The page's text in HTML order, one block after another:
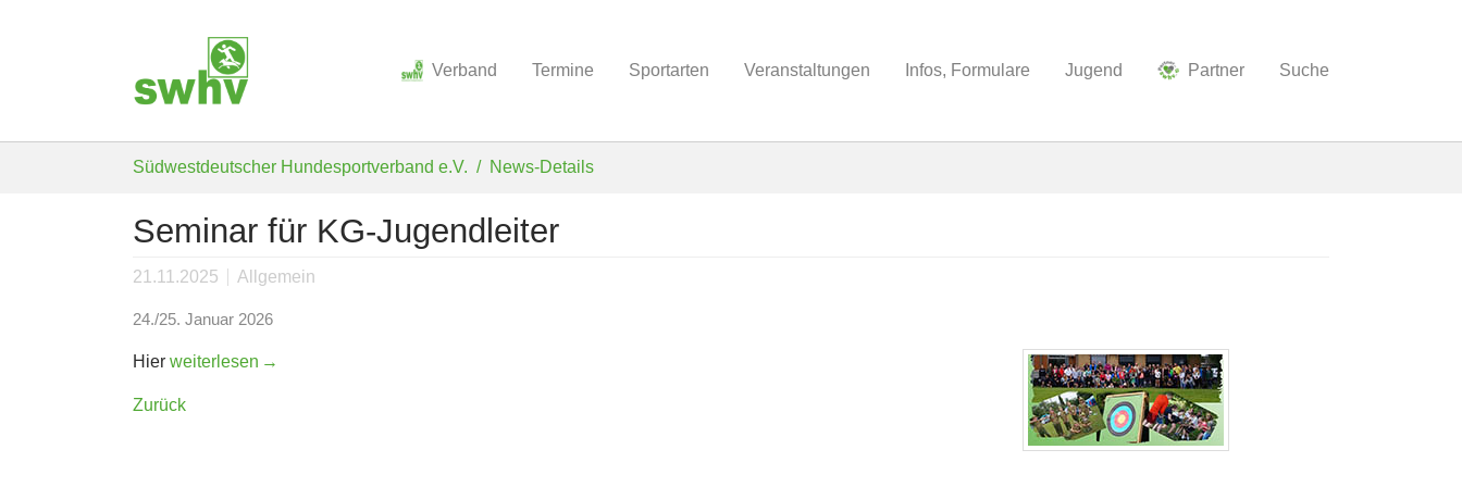
Verband Termine Sportarten Veranstaltungen Infos, Formulare Jugend Partner Suche
Südwestdeutscher Hundesportverband e.V. News-Details
Seminar für KG-Jugendleiter
21.11.2025 Allgemein
24./25. Januar 2026
Hier weiterlesen
Zurück